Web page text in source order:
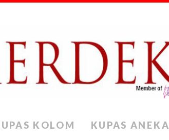
KOLOM KUPAS ANEKA